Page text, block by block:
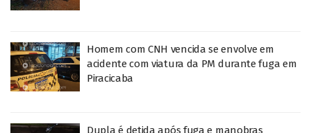
Homem com CNH vencida se envolve em
acidente com viatura da PM durante fuga em
Piracicaba
Dupla é detida após fuga e manobras